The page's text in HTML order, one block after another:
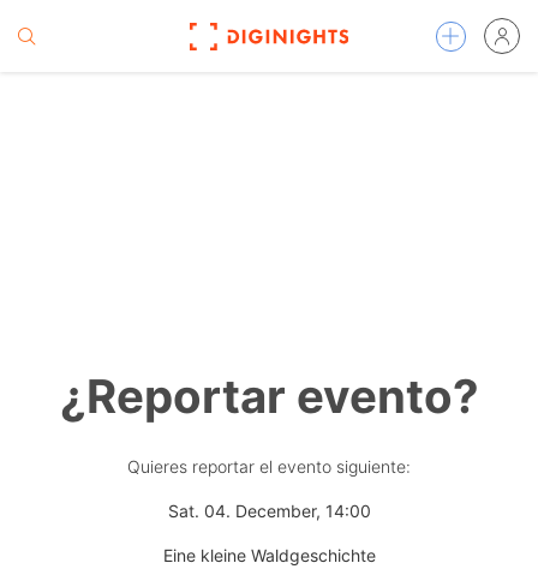
¿Reportar evento?
Quieres reportar el evento siguiente:
Sat. 04. December, 14:00
Eine kleine Waldgeschichte